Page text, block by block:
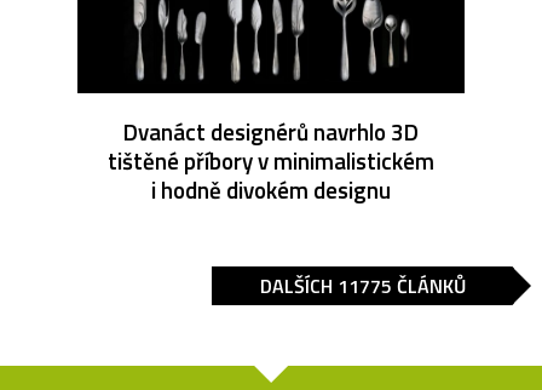
Dvanáct designérů navrhlo 3D
tištěné příbory v minimalistickém
i hodně divokém designu
DALŠÍCH 11775 ČLÁNKŮ